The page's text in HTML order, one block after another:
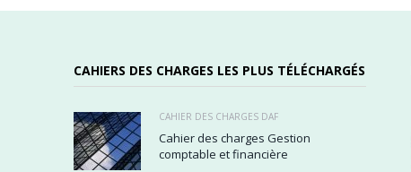
CAHIERS DES CHARGES LES PLUS TÉLÉCHARGÉS
CAHIER DES CHARGES DAF
Cahier des charges Gestion
comptable et financière